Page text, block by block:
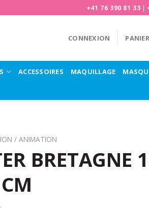
+41 76 390 81 33 |
CONNEXION
ACCESSOIRES MAQUILLAGE
/ ANIMATION
BRETAGNE